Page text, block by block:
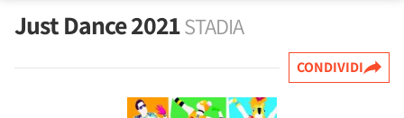
Just Dance 2021STADIA
CONDIVIDI